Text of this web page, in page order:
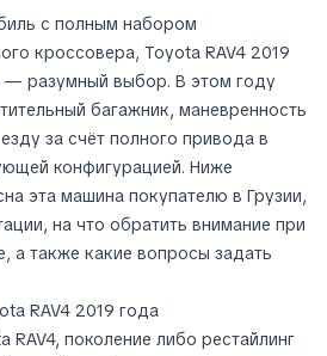
с полным набором
кроссовера, Toyota RAV4 2019
— разумный выбор. В этом году
багажник, маневренность
за счёт полного привода в
конфигурацией. Ниже
эта машина покупателю в Грузии,
на что обратить внимание при
а также какие вопросы задать
RAV4 2019 года
поколение либо рестайлинг